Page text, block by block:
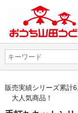
販売実績シリーズ累計
大人気商品！